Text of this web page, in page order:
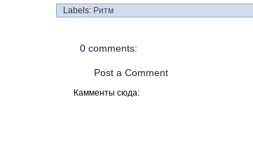
Labels: Ритм
0 comments:
Post a Comment
Камменты сюда: